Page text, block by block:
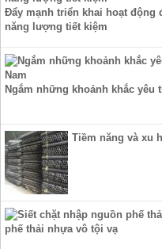
Đẩy mạnh triển khai hoạt
năng lượng tiết kiệm
Ngắm những khoảnh khắc
Tiềm năng và xu
phế thải nhựa vô tội vạ